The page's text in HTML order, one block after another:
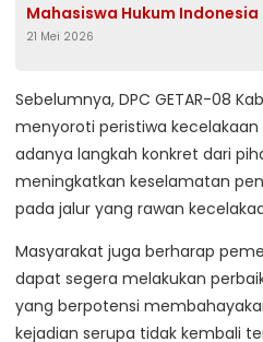
Mahasiswa Hukum Indonesia
Demokrasi, HAM dan
21 Mei 2026
Sebelumnya, DPC GETAR-08
menyoroti peristiwa
adanya langkah konkret dari
meningkatkan keselamatan
pada jalur yang rawan
Masyarakat juga berharap
dapat segera melakukan
yang berpotensi
kejadian serupa tidak kembali